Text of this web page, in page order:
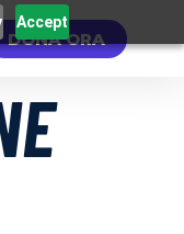
Accept
DONA ORA